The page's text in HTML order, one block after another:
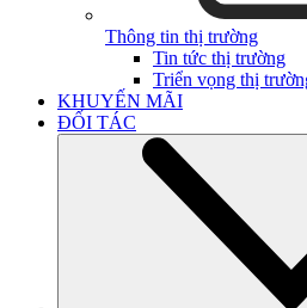
Thông tin thị trường
Tin tức thị trường
Triển vọng thị
KHUYẾN MÃI
ĐỐI TÁC